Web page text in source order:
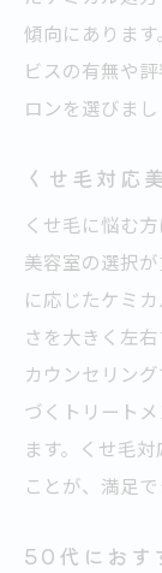
傾向にありま
ビスの有無や
ロンを選びまし
くせ毛対応
くせ毛に悩む
美容室の選択
に応じたケミ
さを大きく左
カウンセリン
づくトリート
ます。くせ毛
ことが、満足
50代におす